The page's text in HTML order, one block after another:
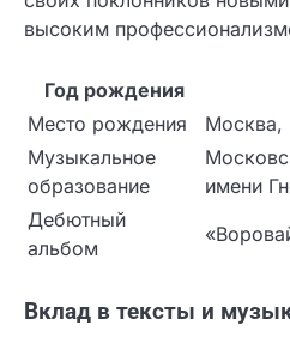
высоким
Год рождения
Место рождения
Москва,
Музыкальное
образование
имени
Дебютный
альбом
Вклад в тексты и